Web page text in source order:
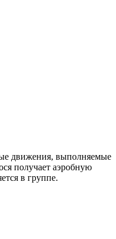
движения, выполняемые
получает аэробную
в группе.